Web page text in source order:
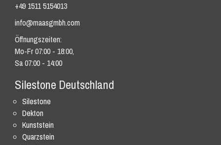
+49 1511 5154013
info@maasgmbh.com
Öffnungszeiten:
Mo-Fr 07:00 - 18:00,
Sa 07:00 - 14:00
Silestone Deutschland
Silestone
Dekton
Kunststein
Quarzstein